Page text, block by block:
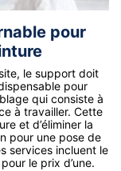
pour
le support doit
pour
qui consiste à
à travailler. Cette
et d’éliminer la
pour une pose de
services incluent le
le prix d’une.